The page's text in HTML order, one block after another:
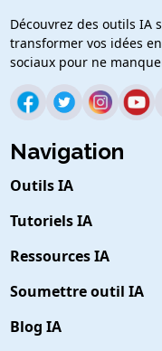
Découvrez des outils IA
transformer vos idées
sociaux pour ne
Navigation
Outils IA
Tutoriels IA
Ressources IA
Soumettre outil IA
Blog IA